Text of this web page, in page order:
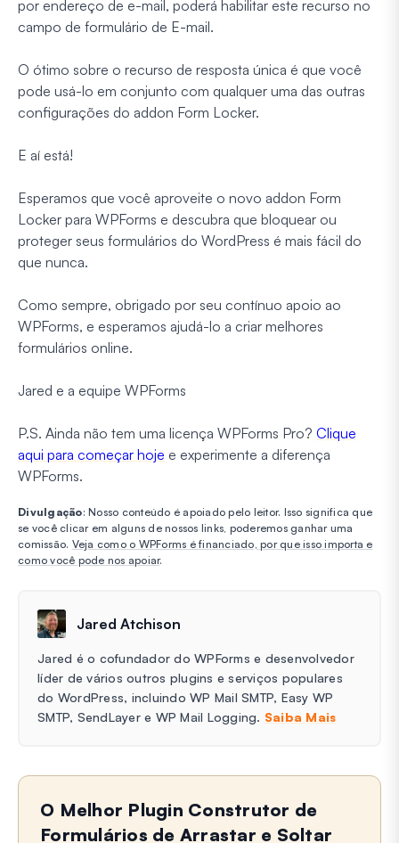
por endereço de e-mail, poderá habilitar este recurso no
campo de formulário de E-mail.
O ótimo sobre o recurso de resposta única é que você
pode usá-lo em conjunto com qualquer uma das outras
configurações do addon Form Locker.
E aí está!
Esperamos que você aproveite o novo addon Form
Locker para WPForms e descubra que bloquear ou
proteger seus formulários do WordPress é mais fácil do
que nunca.
Como sempre, obrigado por seu contínuo apoio ao
WPForms, e esperamos ajudá-lo a criar melhores
formulários online.
Jared e a equipe WPForms
P.S. Ainda não tem uma licença WPForms Pro? Clique
aqui para começar hoje e experimente a diferença
WPForms.
Divulgação: Nosso conteúdo é apoiado pelo leitor. Isso significa que
se você clicar em alguns de nossos links, poderemos ganhar uma
comissão. Veja como o WPForms é financiado, por que isso importa e
como você pode nos apoiar.
Jared Atchison
Jared é o cofundador do WPForms e desenvolvedor
líder de vários outros plugins e serviços populares
do WordPress, incluindo WP Mail SMTP, Easy WP
SMTP, SendLayer e WP Mail Logging. Saiba Mais
O Melhor Plugin Construtor de
Formulários de Arrastar e Soltar